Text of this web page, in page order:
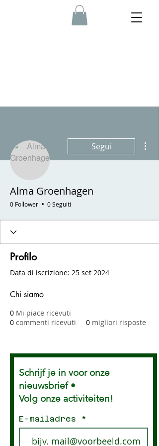
Segui
Alma Groenhagen
0 Follower 0 Seguiti
Profilo
Data di iscrizione: 25 set 2024
Chi siamo
0 Mi piace ricevuti
0 commenti ricevuti 0 migliori risposte
Schrijf je in voor onze
nieuwsbrief •
Volg onze activiteiten!
E-mailadres